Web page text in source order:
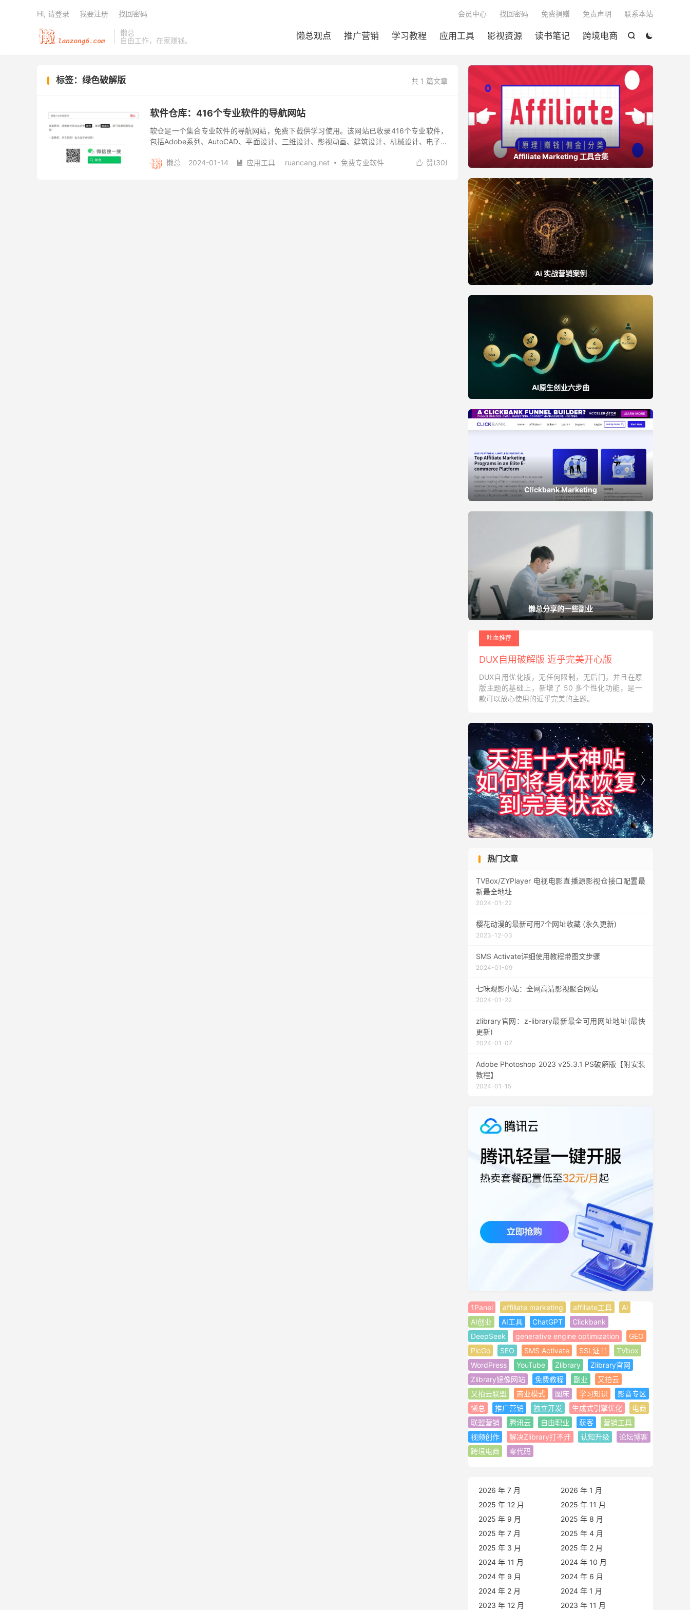
懒总
自由工作，在家赚钱。


懒总观点 推广营销 学习教程 应用工具 影视资源 读书笔记 跨境电商
会员中心 找回密码 免费捐赠 免责声明 联系本站
Hi, 请登录 我要注册 找回密码
共 1 篇文章
标签：绿色破解版
软件仓库：416个专业软件的导航网站
软仓是一个集合专业软件的导航网站，免费下载供学习使用。该网站已收录416个专业软件，
包括Adobe系列、AutoCAD、平面设计、三维设计、影视动画、建筑设计、机械设计、电子电
 赞(30)
懒总 2024-01-14  应用工具 ruancang.net
免费专业软件
Affiliate Marketing 工具合集
Ai 实战营销案例
AI原生创业六步曲
Clickbank Marketing
懒总分享的一些副业
吐血推荐
DUX自用破解版 近乎完美开心版
DUX自用优化版，无任何限制，无后门，并且在原
版主题的基础上，新增了 50 多个性化功能，是一
款可以放心使用的近乎完美的主题。


热门文章
TVBox/ZYPlayer 电视电影直播源影视仓接口配置最
新最全地址
2024-01-22
樱花动漫的最新可用7个网址收藏 (永久更新)
2023-12-03
SMS Activate详细使用教程带图文步骤
2024-01-09
七味观影小站：全网高清影视聚合网站
2024-01-22
zlibrary官网：z-library最新最全可用网址地址(最快
更新)
2024-01-07
Adobe Photoshop 2023 v25.3.1 PS破解版【附安装
教程】
2024-01-15
1Panel affiliate marketing affiliate工具
Ai
AI创业
AI工具 ChatGPT
Clickbank
DeepSeek
generative engine optimization
GEO
PicGo
SEO SMS Activate SSL证书
TVbox
WordPress
YouTube Zlibrary
Zlibrary官网
Zlibrary镜像网站
免费教程 副业
又拍云
又拍云联盟
商业模式 图床 学习知识
影音专区
懒总
推广营销 独立开发 生成式引擎优化
电商
联盟营销
腾讯云 自由职业 获客
营销工具
视频创作
解决Zlibrary打不开 认知升级
论坛博客
跨境电商
零代码
2026 年 7 月
2026 年 1 月
2025 年 12 月
2025 年 11 月
2025 年 9 月
2025 年 8 月
2025 年 7 月
2025 年 4 月
2025 年 3 月
2025 年 2 月
2024 年 11 月
2024 年 10 月
2024 年 9 月
2024 年 6 月
2024 年 2 月
2024 年 1 月
2023 年 12 月
2023 年 11 月